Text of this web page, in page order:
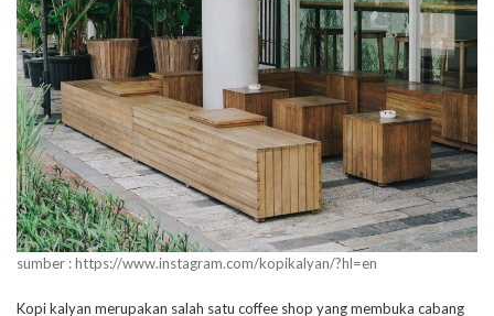
sumber : https://www.instagram.com/kopikalyan/?hl=en
Kopi kalyan merupakan salah satu coffee shop yang membuka cabang